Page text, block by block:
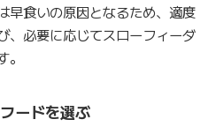
早食いの原因となるため、適度
、必要に応じてスローフィーダ
ードを選ぶ